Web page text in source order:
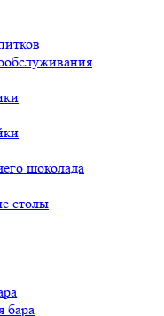
шоколада
столы
бара